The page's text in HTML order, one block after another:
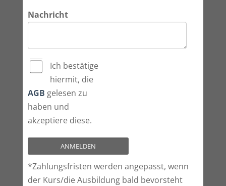
Nachricht
Ich bestätige
hiermit, die
AGB gelesen zu
haben und
akzeptiere diese.
*Zahlungsfristen werden angepasst, wenn
der Kurs/die Ausbildung bald bevorsteht